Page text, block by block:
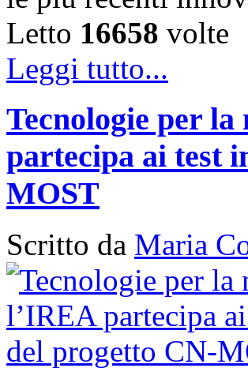
Letto 16658 volte
Leggi tutto...
Tecnologie per
partecipa ai test
MOST
Scritto da Maria